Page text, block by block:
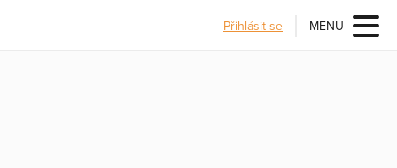
Přihlásit se MENU